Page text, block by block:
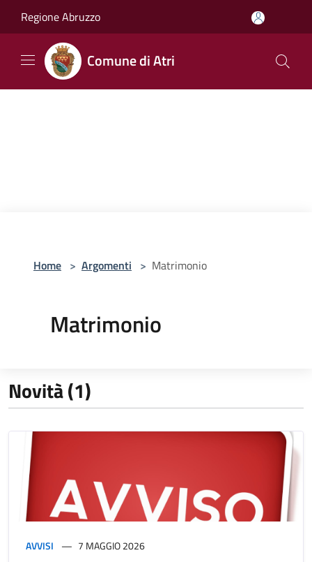
Regione Abruzzo
Comune di Atri
Home > Argomenti > Matrimonio
Matrimonio
Novità (1)
AVVISI 7 MAGGIO 2026